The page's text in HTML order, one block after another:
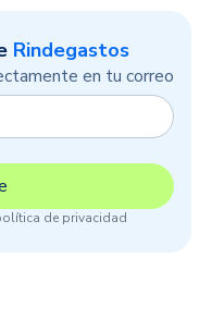
Rindegastos
en tu correo
de privacidad